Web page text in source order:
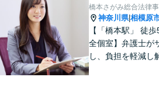
き出します。
橋本さがみ総合法律
神奈川県|相模原
【「橋本駅」 徒
全個室】弁護士が
し、負担を軽減し